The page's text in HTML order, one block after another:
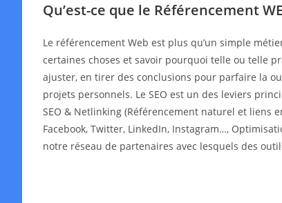
Qu’est-ce que le Référencement
Le référencement Web est plus qu’un simple
certaines choses et savoir pourquoi telle ou telle
ajuster, en tirer des conclusions pour parfaire la
projets personnels. Le SEO est un des leviers
SEO & Netlinking (Référencement naturel et liens
Facebook, Twitter, LinkedIn, Instagram…,
notre réseau de partenaires avec lesquels des